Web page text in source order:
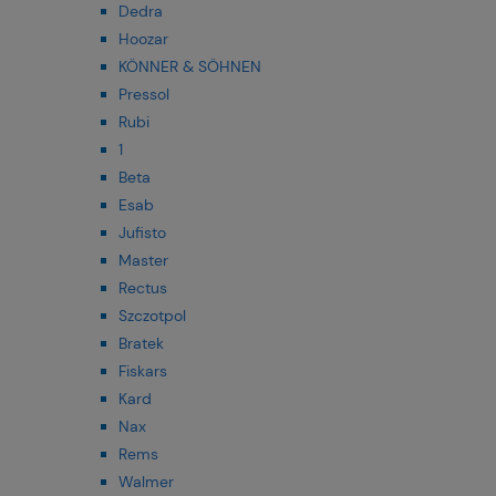
Dedra
Hoozar
KÖNNER & SÖHNEN
Pressol
Rubi
1
Beta
Esab
Jufisto
Master
Rectus
Szczotpol
Bratek
Fiskars
Kard
Nax
Rems
Walmer